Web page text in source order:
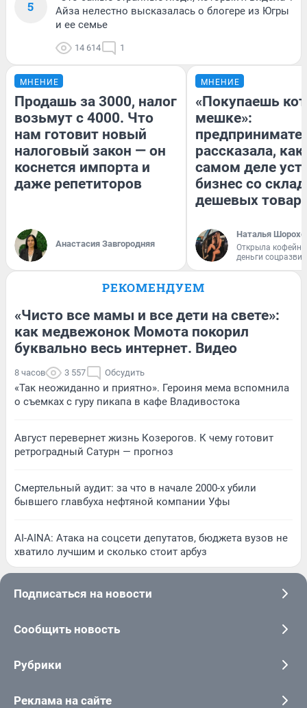
5
Айза нелестно высказалась о блогере из Югры
и ее семье
14 614 1
МНЕНИЕ
Продашь за 3000, налог
возьмут с 4000. Что
нам готовит новый
налоговый закон — он
коснется импорта и
даже репетиторов
Анастасия Завгородняя
МНЕНИЕ
«Покупаешь
мешке»:
рассказала, как
самом деле
бизнес со
дешевых
Наталья
Открыла
деньги
РЕКОМЕНДУЕМ
«Чисто все мамы и все дети на свете»:
как медвежонок Момота покорил
буквально весь интернет. Видео
8 часов 3 557 Обсудить
«Так неожиданно и приятно». Героиня мема вспомнила
о съемках с гуру пикапа в кафе Владивостока
Август перевернет жизнь Козерогов. К чему готовит
ретроградный Сатурн — прогноз
Смертельный аудит: за что в начале 2000-х убили
бывшего главбуха нефтяной компании Уфы
AI-AINA: Атака на соцсети депутатов, бюджета вузов не
хватило лучшим и сколько стоит арбуз
Подписаться на новости
Сообщить новость
Рубрики
Реклама на сайте